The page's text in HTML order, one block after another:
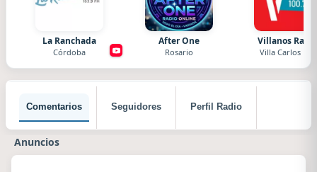
La Ranchada
Córdoba
After One
Rosario
Villanos
Villa Carlos Paz
Comentarios Seguidores Perfil Radio
Anuncios